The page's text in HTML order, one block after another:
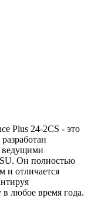
Plus 24-2CS - это
ведущими
Он полностью
и отличается
любое время года.